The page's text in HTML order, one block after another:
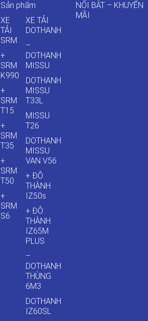
Sản phẩm
XE
TẢI
SRM
+
SRM
K990
+
SRM
T15
+
SRM
T35
+
SRM
T50
+
SRM
S6
XE TẢI
DOTHANH
–
DOTHANH
MISSU
DOTHANH
MISSU
T33L
MISSU
T26
DOTHANH
MISSU
VAN V56
+ ĐÔ
THÀNH
IZ50s
+ ĐÔ
THÀNH
IZ65M
PLUS
–
DOTHANH
THÙNG
6M3
DOTHANH
IZ60SL
NỔI BẬT – KHUYẾN
MÃI